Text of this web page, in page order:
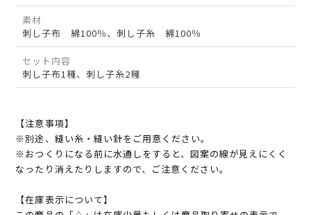
素材
刺し子布 綿100％、刺し子糸 綿100％
セット内容
刺し子布1種、刺し子糸2種
【注意事項】
※別途、縫い糸・縫い針をご用意ください。
※おつくりになる前に水通しをすると、図案の線が見えにくく
なったり消えたりしますので、ご注意ください。
【在庫表示について】